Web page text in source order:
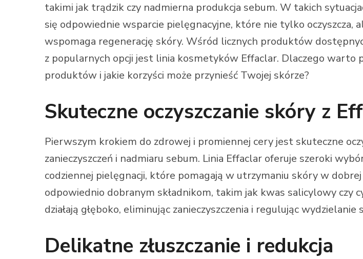
takimi jak trądzik czy nadmierna produkcja sebum. W takich
się odpowiednie wsparcie pielęgnacyjne, które nie tylko oczyszcza,
wspomaga regenerację skóry. Wśród licznych produktów
z popularnych opcji jest linia kosmetyków Effaclar. Dlaczego warto
produktów i jakie korzyści może przynieść Twojej skórze?
Skuteczne oczyszczanie skóry z
Pierwszym krokiem do zdrowej i promiennej cery jest skuteczne
zanieczyszczeń i nadmiaru sebum. Linia Effaclar oferuje szeroki
codziennej pielęgnacji, które pomagają w utrzymaniu skóry w dobrej
odpowiednio dobranym składnikom, takim jak kwas salicylowy czy
działają głęboko, eliminując zanieczyszczenia i regulując wydzielanie
Delikatne złuszczanie i redukcja